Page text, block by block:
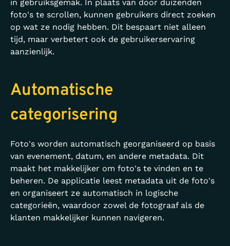
in gebruiksgemak. In plaats van door duizenden
foto's te scrollen, kunnen gebruikers direct zoeken
op wat ze nodig hebben. Dit bespaart niet alleen
tijd, maar verbetert ook de gebruikerservaring
aanzienlijk.
Automatische
categorisering
Foto's worden automatisch georganiseerd op basis
van evenement, datum, en andere metadata. Dit
maakt het makkelijker om foto's te vinden en te
beheren. De applicatie leest metadata uit de foto's
en organiseert ze automatisch in logische
categorieën, waardoor zowel de fotograaf als de
klanten makkelijker kunnen navigeren.